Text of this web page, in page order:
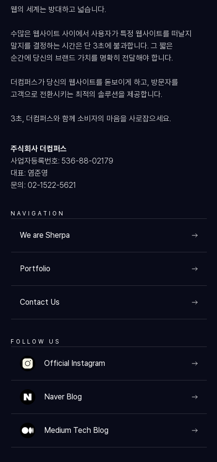
VIEW
웹의 세계는 방대하고 넓습니다.
수많은 웹사이트 사이에서 사용자가 특정 웹사이트를 떠날지
말지를 결정하는 시간은 단 3초에 불과합니다. 그 짧은
순간에 당신의 브랜드 가치를 명확히 전달해야 합니다.
더컴퍼스가 당신의 웹사이트를 돋보이게 하고, 방문자를
고객으로 전환시키는 최적의 솔루션을 제공합니다.
3초, 더컴퍼스와 함께 소비자의 마음을 사로잡으세요.
주식회사 더컴퍼스
사업자등록번호: 536-88-02179
대표: 염준영
문의: 02-1522-5621
NAVIGATION
We are Sherpa
Portfolio
Contact Us
FOLLOW US
Official Instagram
Naver Blog
Medium Tech Blog